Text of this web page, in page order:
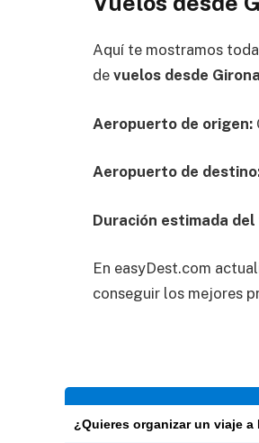
Aquí te mostramos
de vuelos desde
Aeropuerto de origen:
Aeropuerto de
Duración estimada del
En easyDest.com
conseguir los mejores
¿Quieres organizar un viaje a